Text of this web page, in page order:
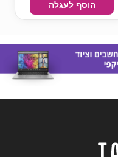
הוסף לעגלה